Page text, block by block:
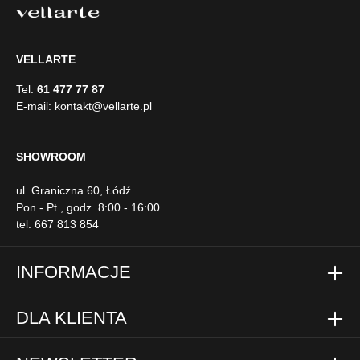
Agnes to elegancki i funkcjonalny fotel w nowoczesnym
trwałość. Kubełkowy kształt dodaje meblowi elegancji,
podkreślając jego nowoczesny design. Idealny do każdego
wnętrza, fotel Agnes to gwarancja luksusu i wygody na lata.
+/- 5cm
1 479,00 zł*